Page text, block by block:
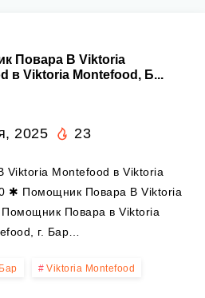
Повара В Viktoria
в Viktoria Montefood, Б...
2025 23
Montefood в Viktoria
✱ Помощник Повара В Viktoria
Повара в Viktoria
г. Бар…
Бар Viktoria Montefood